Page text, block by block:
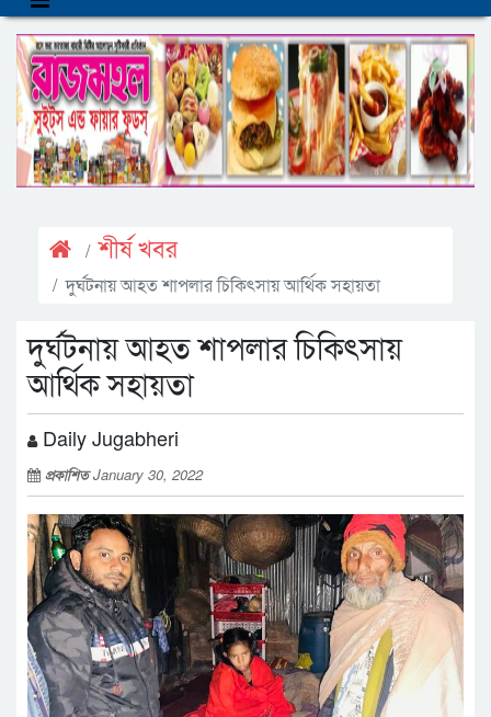
শীর্ষ খবর
দুর্ঘটনায় আহত শাপলার চিকিৎসায় আর্থিক সহায়তা
দুর্ঘটনায় আহত শাপলার চিকিৎসায়
আর্থিক সহায়তা
Daily Jugabheri
প্রকাশিতJanuary 30, 2022